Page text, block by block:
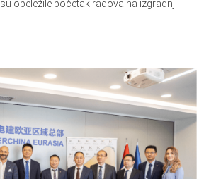
obeležile početak radova na izgradnji